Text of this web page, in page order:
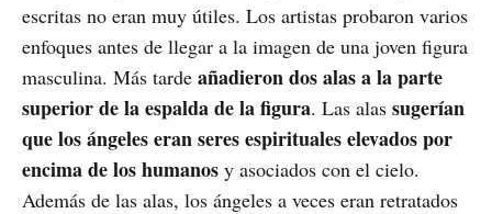
escritas no eran muy útiles. Los artistas probaron varios
enfoques antes de llegar a la imagen de una joven figura
masculina. Más tarde añadieron dos alas a la parte
superior de la espalda de la figura. Las alas sugerían
que los ángeles eran seres espirituales elevados por
encima de los humanos y asociados con el cielo.
Además de las alas, los ángeles a veces eran retratados